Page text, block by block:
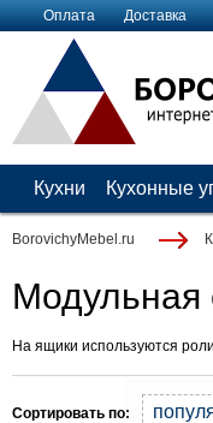
Оплата Доставка
Кухни Кухонные
BorovichyMebel.ru
Модульная
На ящики используются
Сортировать по: